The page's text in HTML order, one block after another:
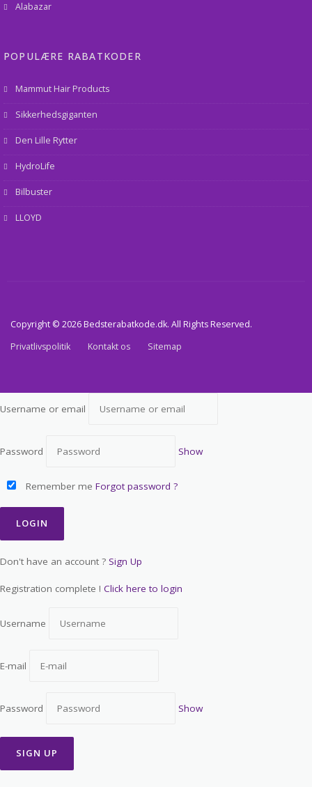
Alabazar
POPULÆRE RABATKODER
Mammut Hair Products
Sikkerhedsgiganten
Den Lille Rytter
HydroLife
Bilbuster
LLOYD
Copyright © 2026 Bedsterabatkode.dk. All Rights Reserved.
Privatlivspolitik
Kontakt os Sitemap
Username or email
Password Show
Remember me Forgot password ?
Don't have an account ? Sign Up
Registration complete ! Click here to login
Username
E-mail
Password Show